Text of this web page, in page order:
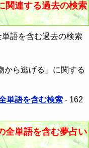
関連する過去の検索
語を含む過去の検索
から逃げる」に関する
単語を含む検索 - 162
全単語を含む夢占い